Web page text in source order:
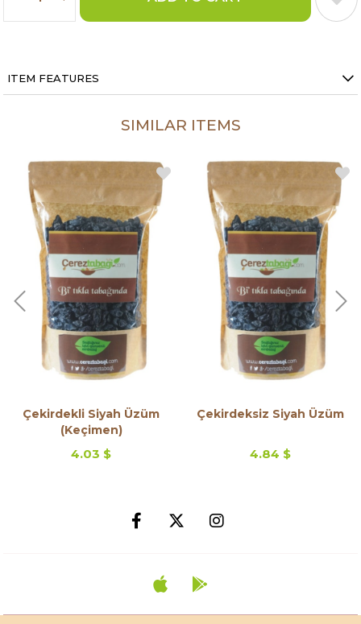
ITEM FEATURES
SIMILAR ITEMS
Çekirdekli Siyah Üzüm
(Keçimen)
4.03 $
Çekirdeksiz Siyah Üzüm
4.84 $